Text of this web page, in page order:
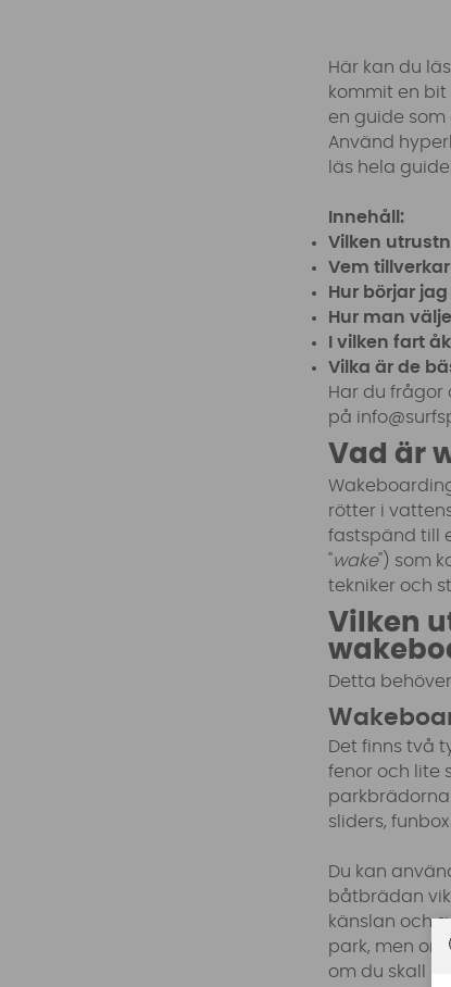
Här kan du
kommit en
en guide som
Använd
läs hela
Innehåll:
Vilken
Vem
Hur börjar
Hur man
I vilken fart
Vilka är de
Har du
på
Vad är
rötter i
fastspänd till
"wake") som
tekniker och
Vilken
Detta
Det finns två
fenor och lite
parkbrädorna
sliders,
Du kan
båtbrädan
känslan och
park, men
om du skall